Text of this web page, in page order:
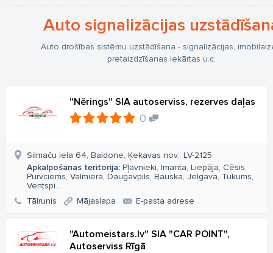
Auto signalizācijas
Auto drošības sistēmu uzstādīšana - signalizācijas,
pretaizdzīšanas iekārtas u.c.
"Nērings" SIA autoserviss, rezerves daļas
0
Silmaču iela 64, Baldone, Ķekavas nov., LV-2125
Apkalpošanas teritorija: Pļavnieki, Imanta, Liepāja, Cēsis,
Purvciems, Valmiera, Daugavpils, Bauska, Jelgava, Tukums,
Ventspi...
Tālrunis
Mājaslapa E-pasta adrese
"Automeistars.lv" SIA "CAR POINT",
Autoserviss Rīgā